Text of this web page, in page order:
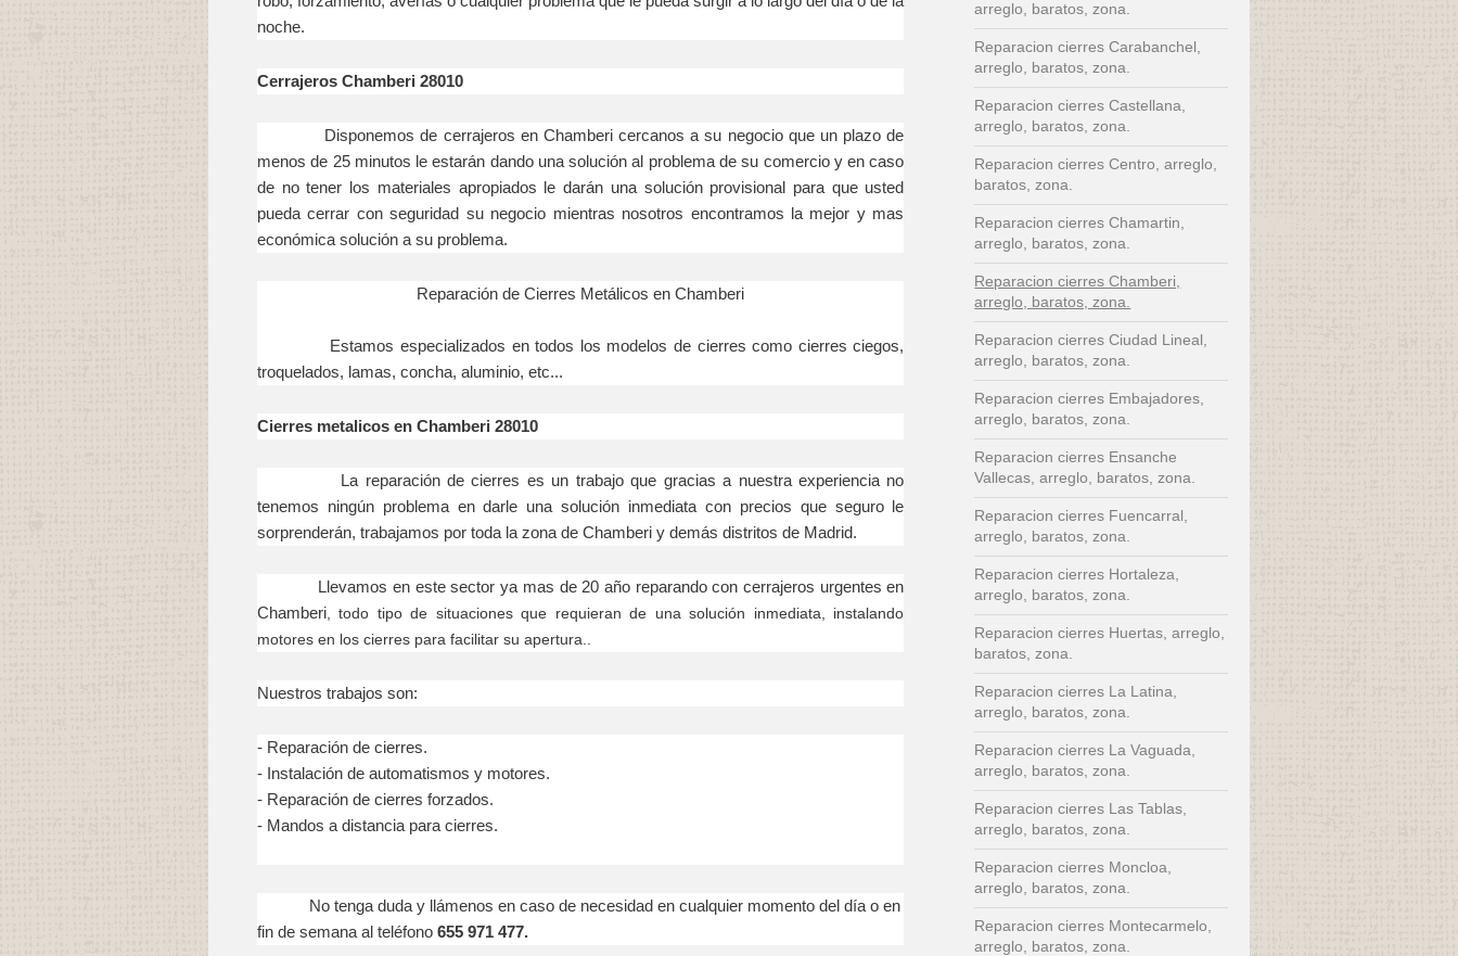
noche.
Cerrajeros Chamberi 28010
Disponemos de cerrajeros en Chamberi cercanos a su negocio que un plazo de
menos de 25 minutos le estarán dando una solución al problema de su comercio y en caso
de no tener los materiales apropiados le darán una solución provisional para que usted
pueda cerrar con seguridad su negocio mientras nosotros encontramos la mejor y mas
económica solución a su problema.
Reparación de Cierres Metálicos en Chamberi
Estamos especializados en todos los modelos de cierres como cierres ciegos,
troquelados, lamas, concha, aluminio, etc...
Cierres metalicos en Chamberi 28010
La reparación de cierres es un trabajo que gracias a nuestra experiencia no
tenemos ningún problema en darle una solución inmediata con precios que seguro le
sorprenderán, trabajamos por toda la zona de Chamberi y demás distritos de Madrid.
Llevamos en este sector ya mas de 20 año reparando con cerrajeros urgentes en
Chamberi , todo tipo de situaciones que requieran de una solución inmediata, instalando
motores en los cierres para facilitar su apertura..
Nuestros trabajos son:
- Reparación de cierres.
- Instalación de automatismos y motores.
- Reparación de cierres forzados.
- Mandos a distancia para cierres.
No tenga duda y llámenos en caso de necesidad en cualquier momento del día o en
fin de semana al teléfono 655 971 477.
arreglo, baratos, zona.
Reparacion cierres Carabanchel,
arreglo, baratos, zona.
Reparacion cierres Castellana,
arreglo, baratos, zona.
Reparacion cierres Centro, arreglo,
baratos, zona.
Reparacion cierres Chamartin,
arreglo, baratos, zona.
Reparacion cierres Chamberi,
arreglo, baratos, zona.
Reparacion cierres Ciudad Lineal,
arreglo, baratos, zona.
Reparacion cierres Embajadores,
arreglo, baratos, zona.
Reparacion cierres Ensanche
Vallecas, arreglo, baratos, zona.
Reparacion cierres Fuencarral,
arreglo, baratos, zona.
Reparacion cierres Hortaleza,
arreglo, baratos, zona.
Reparacion cierres Huertas, arreglo,
baratos, zona.
Reparacion cierres La Latina,
arreglo, baratos, zona.
Reparacion cierres La Vaguada,
arreglo, baratos, zona.
Reparacion cierres Las Tablas,
arreglo, baratos, zona.
Reparacion cierres Moncloa,
arreglo, baratos, zona.
Reparacion cierres Montecarmelo,
arreglo, baratos, zona.